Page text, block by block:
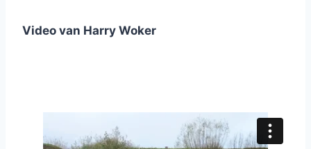
Video van Harry Woker